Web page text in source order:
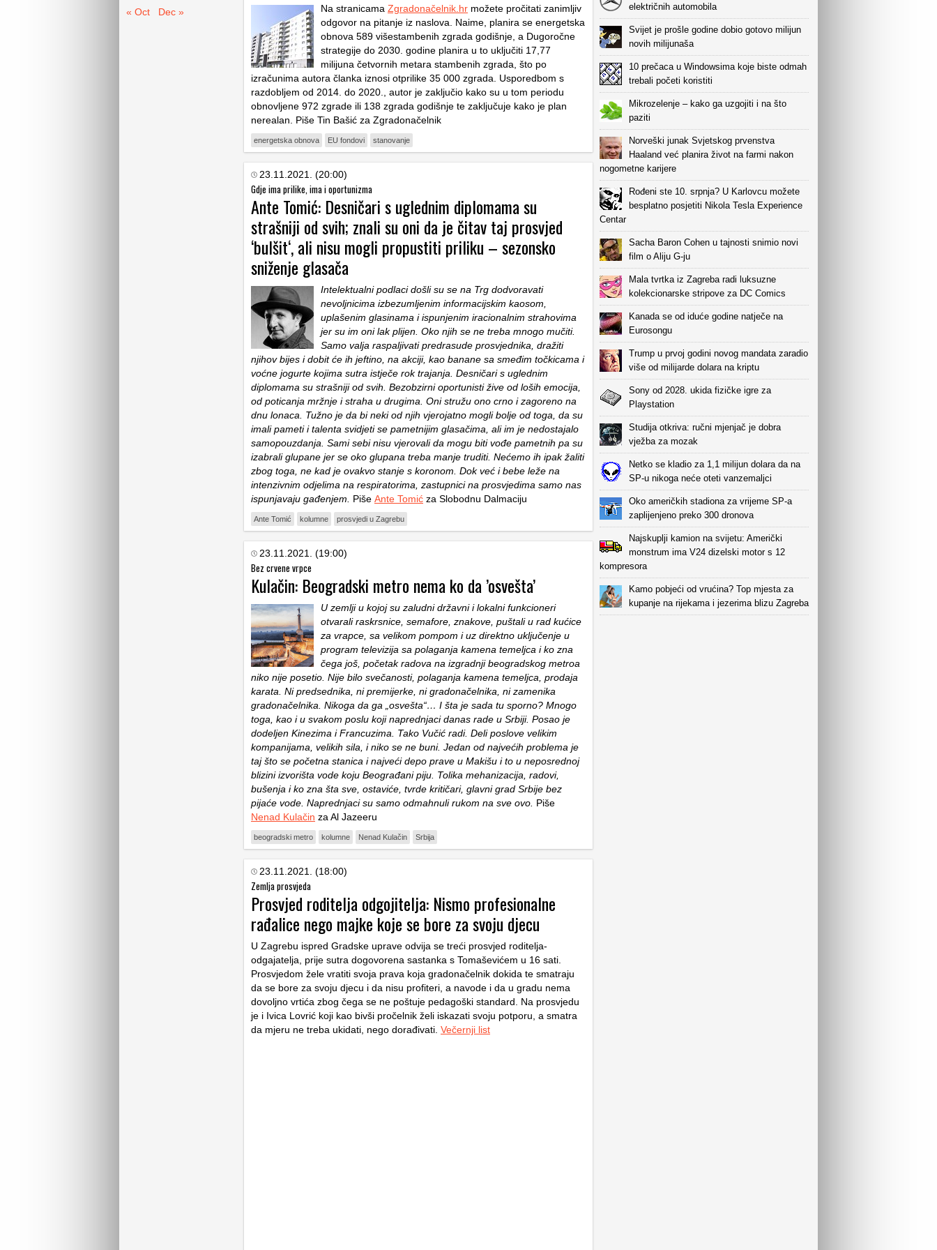
« Oct Dec » Na stranicama Zgradonačelnik.hr možete pročitati zanimljiv
odgovor na pitanje iz naslova. Naime, planira se energetska
obnova 589 višestambenih zgrada godišnje, a Dugoročne
strategije do 2030. godine planira u to uključiti 17,77
milijuna četvornih metara stambenih zgrada, što po
izračunima autora članka iznosi otprilike 35 000 zgrada. Usporedbom s
razdobljem od 2014. do 2020., autor je zaključio kako su u tom periodu
obnovljene 972 zgrade ili 138 zgrada godišnje te zaključuje kako je plan
nerealan. Piše Tin Bašić za Zgradonačelnik
energetska obnova EU fondovi stanovanje
23.11.2021. (20:00)
Gdje ima prilike, ima i oportunizma
Ante Tomić: Desničari s uglednim diplomama su
strašniji od svih; znali su oni da je čitav taj prosvjed
‘bulšit‘, ali nisu mogli propustiti priliku – sezonsko
sniženje glasača
Intelektualni podlaci došli su se na Trg dodvoravati
nevoljnicima izbezumljenim informacijskim kaosom,
uplašenim glasinama i ispunjenim iracionalnim strahovima
jer su im oni lak plijen. Oko njih se ne treba mnogo mučiti.
Samo valja raspaljivati predrasude prosvjednika, dražiti
njihov bijes i dobit će ih jeftino, na akciji, kao banane sa smeđim točkicama i
voćne jogurte kojima sutra istječe rok trajanja. Desničari s uglednim
diplomama su strašniji od svih. Bezobzirni oportunisti žive od loših emocija,
od poticanja mržnje i straha u drugima. Oni stružu ono crno i zagoreno na
dnu lonaca. Tužno je da bi neki od njih vjerojatno mogli bolje od toga, da su
imali pameti i talenta svidjeti se pametnijim glasačima, ali im je nedostajalo
samopouzdanja. Sami sebi nisu vjerovali da mogu biti vođe pametnih pa su
izabrali glupane jer se oko glupana treba manje truditi. Nećemo ih ipak žaliti
zbog toga, ne kad je ovakvo stanje s koronom. Dok već i bebe leže na
intenzivnim odjelima na respiratorima, zastupnici na prosvjedima samo nas
ispunjavaju gađenjem. Piše Ante Tomić za Slobodnu Dalmaciju
Ante Tomić kolumne prosvjedi u Zagrebu
23.11.2021. (19:00)
Bez crvene vrpce
Kulačin: Beogradski metro nema ko da ’osvešta’
U zemlji u kojoj su zaludni državni i lokalni funkcioneri
otvarali raskrsnice, semafore, znakove, puštali u rad kućice
za vrapce, sa velikom pompom i uz direktno uključenje u
program televizija sa polaganja kamena temeljca i ko zna
čega još, početak radova na izgradnji beogradskog metroa
niko nije posetio. Nije bilo svečanosti, polaganja kamena temeljca, prodaja
karata. Ni predsednika, ni premijerke, ni gradonačelnika, ni zamenika
gradonačelnika. Nikoga da ga „osvešta“… I šta je sada tu sporno? Mnogo
toga, kao i u svakom poslu koji naprednjaci danas rade u Srbiji. Posao je
dodeljen Kinezima i Francuzima. Tako Vučić radi. Deli poslove velikim
kompanijama, velikih sila, i niko se ne buni. Jedan od najvećih problema je
taj što se početna stanica i najveći depo prave u Makišu i to u neposrednoj
blizini izvorišta vode koju Beograđani piju. Tolika mehanizacija, radovi,
bušenja i ko zna šta sve, ostaviće, tvrde kritičari, glavni grad Srbije bez
pijaće vode. Naprednjaci su samo odmahnuli rukom na sve ovo. Piše
Nenad Kulačin za Al Jazeeru
beogradski metro kolumne Nenad Kulačin Srbija
23.11.2021. (18:00)
Zemlja prosvjeda
Prosvjed roditelja odgojitelja: Nismo profesionalne
rađalice nego majke koje se bore za svoju djecu
U Zagrebu ispred Gradske uprave odvija se treći prosvjed roditelja-
odgajatelja, prije sutra dogovorena sastanka s Tomaševićem u 16 sati.
Prosvjedom žele vratiti svoja prava koja gradonačelnik dokida te smatraju
da se bore za svoju djecu i da nisu profiteri, a navode i da u gradu nema
dovoljno vrtića zbog čega se ne poštuje pedagoški standard. Na prosvjedu
je i Ivica Lovrić koji kao bivši pročelnik želi iskazati svoju potporu, a smatra
da mjeru ne treba ukidati, nego dorađivati. Večernji list
električnih automobila
Svijet je prošle godine dobio gotovo milijun
novih milijunaša
10 prečaca u Windowsima koje biste odmah
trebali početi koristiti
Mikrozelenje – kako ga uzgojiti i na što
paziti
Norveški junak Svjetskog prvenstva
Haaland već planira život na farmi nakon
nogometne karijere
Rođeni ste 10. srpnja? U Karlovcu možete
besplatno posjetiti Nikola Tesla Experience
Centar
Sacha Baron Cohen u tajnosti snimio novi
film o Aliju G-ju
Mala tvrtka iz Zagreba radi luksuzne
kolekcionarske stripove za DC Comics
Kanada se od iduće godine natječe na
Eurosongu
Trump u prvoj godini novog mandata zaradio
više od milijarde dolara na kriptu
Sony od 2028. ukida fizičke igre za
Playstation
Studija otkriva: ručni mjenjač je dobra
vježba za mozak
Netko se kladio za 1,1 milijun dolara da na
SP-u nikoga neće oteti vanzemaljci
Oko američkih stadiona za vrijeme SP-a
zaplijenjeno preko 300 dronova
Najskuplji kamion na svijetu: Američki
monstrum ima V24 dizelski motor s 12
kompresora
Kamo pobjeći od vrućina? Top mjesta za
kupanje na rijekama i jezerima blizu Zagreba